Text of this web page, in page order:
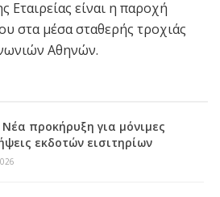
Εταιρείας είναι η παροχή
στα μέσα σταθερής τροχιάς
Αθηνών.
προκήρυξη για μόνιμες
εκδοτών εισιτηρίων